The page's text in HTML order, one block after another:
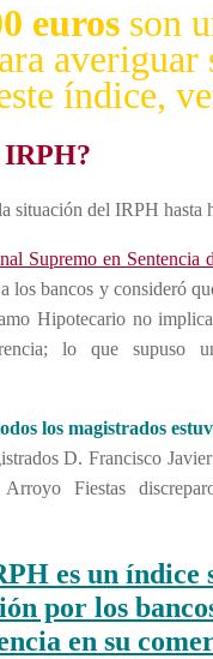
eurosson
averiguar
índice,
IRPH?
situación del IRPH hasta
Supremo en Sentencia
los bancos y consideró
Hipotecario no
lo que supuso
los magistrados
D. Francisco
Arroyo Fiestas
es un índice
por los
en su